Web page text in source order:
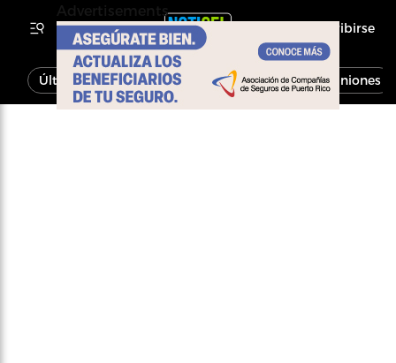
Inscribirse
Última Hora Noticias Economía Opiniones
Advertisements